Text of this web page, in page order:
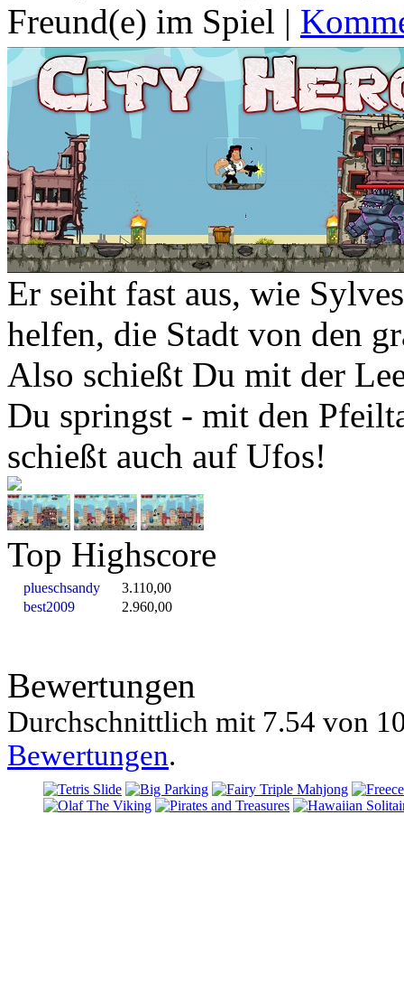
Freund(e) im Spiel |
Er seiht fast aus, wie
helfen, die Stadt von den
Also schießt Du mit der
Du springst - mit den
schießt auch auf Ufos!
Top Highscore
plueschsandy
3.110,00
best2009
2.960,00
Bewertungen
Durchschnittlich mit 7.54 von
Bewertungen.